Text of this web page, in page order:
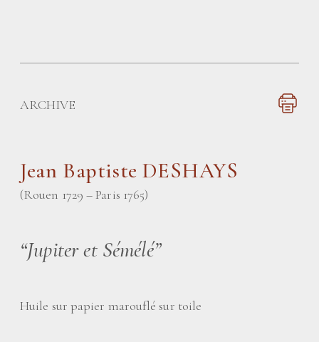
ARCHIVE
Jean Baptiste DESHAYS
(Rouen 1729 – Paris 1765)
“Jupiter et Sémélé”
Huile sur papier marouflé sur toile